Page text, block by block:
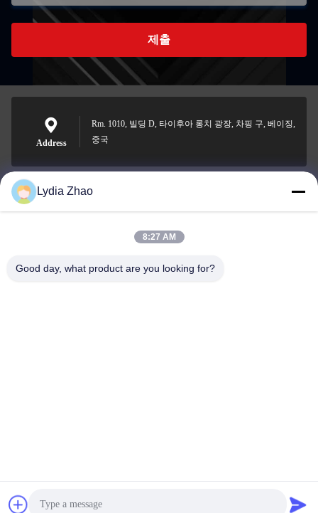
가장 좋은 가격 을 구하라
제출
Address
Rm. 1010, 빌딩 D, 타이후아 롱치 광장, 차핑 구, 베이징,
중국
jesingd@vip.sina.com
Beijing Oriens Technology Co., Ltd.
Lydia Zhao
8:27 AM
Good day, what product are you looking for?